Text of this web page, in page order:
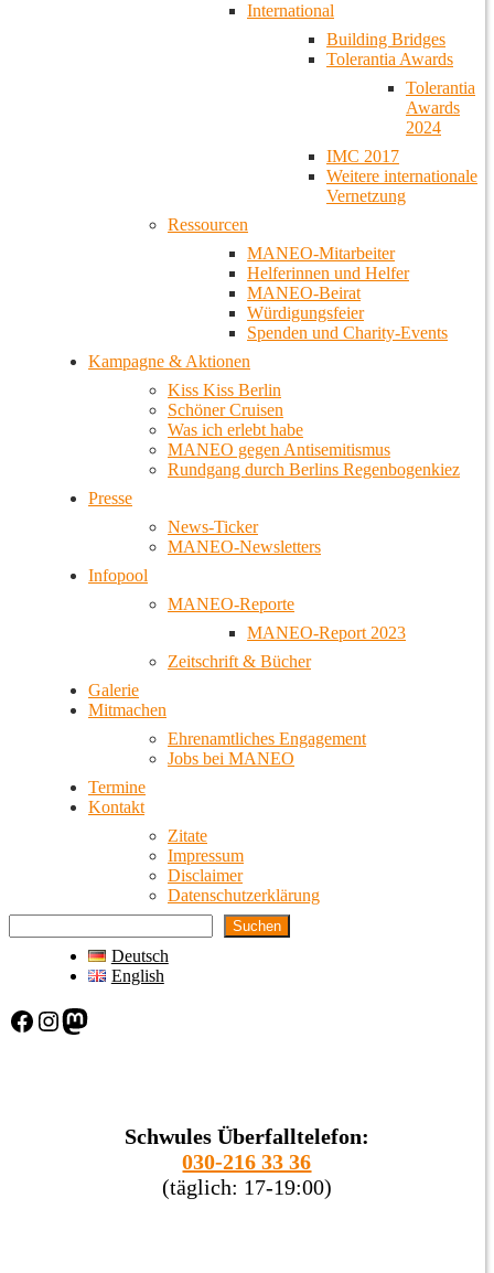
International
Building Bridges
Tolerantia Awards
Tolerantia
Awards
2024
IMC 2017
Weitere internationale
Vernetzung
Ressourcen
MANEO-Mitarbeiter
Helferinnen und Helfer
MANEO-Beirat
Würdigungsfeier
Spenden und Charity-Events
Kampagne & Aktionen
Kiss Kiss Berlin
Schöner Cruisen
Was ich erlebt habe
MANEO gegen Antisemitismus
Rundgang durch Berlins Regenbogenkiez
Presse
News-Ticker
MANEO-Newsletters
Infopool
MANEO-Reporte
MANEO-Report 2023
Zeitschrift & Bücher
Galerie
Mitmachen
Ehrenamtliches Engagement
Jobs bei MANEO
Termine
Kontakt
Zitate
Impressum
Disclaimer
Datenschutzerklärung
Suchen
Deutsch
English
Facebook Instagram Mastodon
Schwules Überfalltelefon:
030-216 33 36
(täglich: 17-19:00)